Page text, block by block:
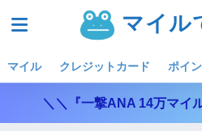
マイル
マイル クレジットカード ポイ
＼＼『一撃ANA 14万マイ